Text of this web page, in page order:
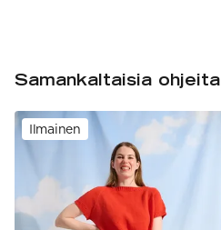
Samankaltaisia ohjeita
Ilmainen